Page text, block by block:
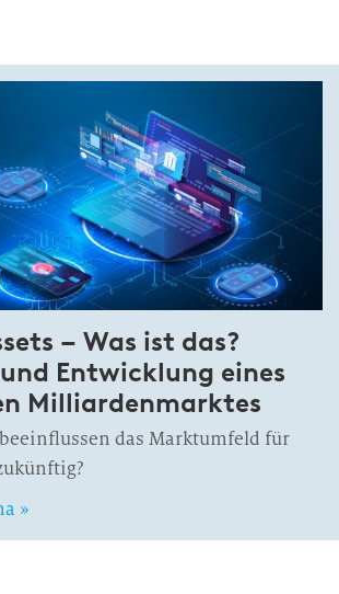
– Was ist das?
Entwicklung eines
Milliardenmarktes
das Marktumfeld für
»